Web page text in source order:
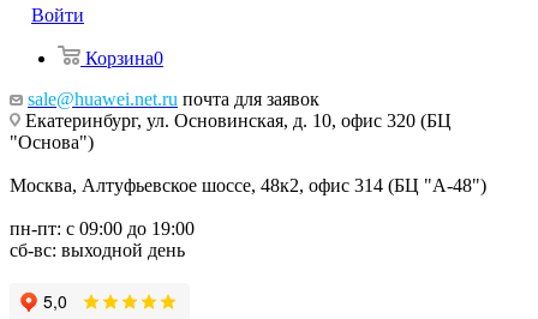
Войти
Корзина0
sale@huawei.net.ru почта для заявок
Екатеринбург, ул. Основинская, д. 10, офис 320 (БЦ
"Основа")
Москва, Алтуфьевское шоссе, 48к2, офис 314 (БЦ "А-48")
пн-пт: с 09:00 до 19:00
сб-вс: выходной день